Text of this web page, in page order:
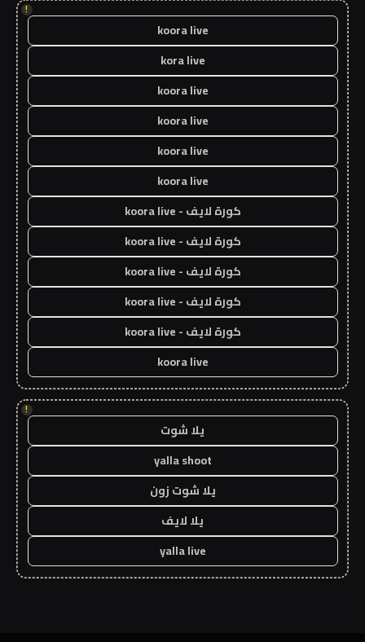
!
koora live
kora live
koora live
koora live
koora live
koora live
كورة لايف - koora live
كورة لايف - koora live
كورة لايف - koora live
كورة لايف - koora live
كورة لايف - koora live
koora live
!
يلا شوت
yalla shoot
يلا شوت زون
يلا لايف
yalla live